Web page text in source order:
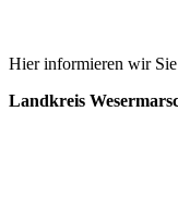
Hier informieren wir
Landkreis